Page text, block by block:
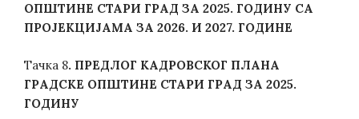
ОПШТИНЕ СТАРИ ГРАД ЗА 2025. ГОДИНУ СА
ПРОЈЕКЦИЈАМА ЗА 2026. И 2027. ГОДИНЕ
Тачка 8. ПРЕДЛОГ КАДРОВСКОГ ПЛАНА
ГРАДСКЕ ОПШТИНЕ СТАРИ ГРАД ЗА 2025.
ГОДИНУ